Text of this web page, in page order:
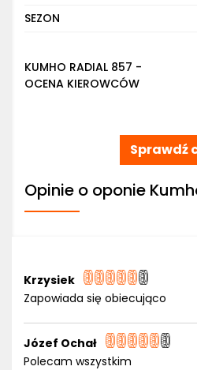
SEZON
KUMHO RADIAL 857 -
OCENA KIEROWCÓW
Sprawdź
Opinie o oponie
Krzysiek
Zapowiada się obiecująco
Józef Ochał
Polecam wszystkim